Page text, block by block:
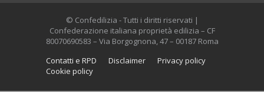
© Confedilizia - Tutti i diritti riservati |
Confederazione italiana proprietà edilizia – CF
80070690583 – Via Borgognona, 47 – 00187 Roma
Contatti e RPD
Disclaimer
Privacy policy
Cookie policy